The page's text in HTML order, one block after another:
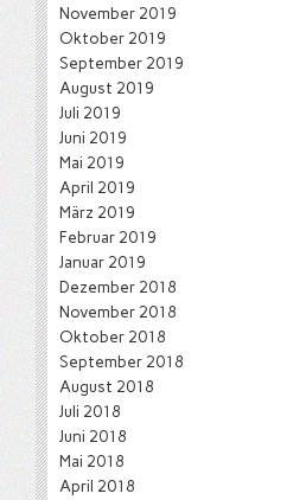
November 2019
Oktober 2019
September 2019
August 2019
Juli 2019
Juni 2019
Mai 2019
April 2019
März 2019
Februar 2019
Januar 2019
Dezember 2018
November 2018
Oktober 2018
September 2018
August 2018
Juli 2018
Juni 2018
Mai 2018
April 2018